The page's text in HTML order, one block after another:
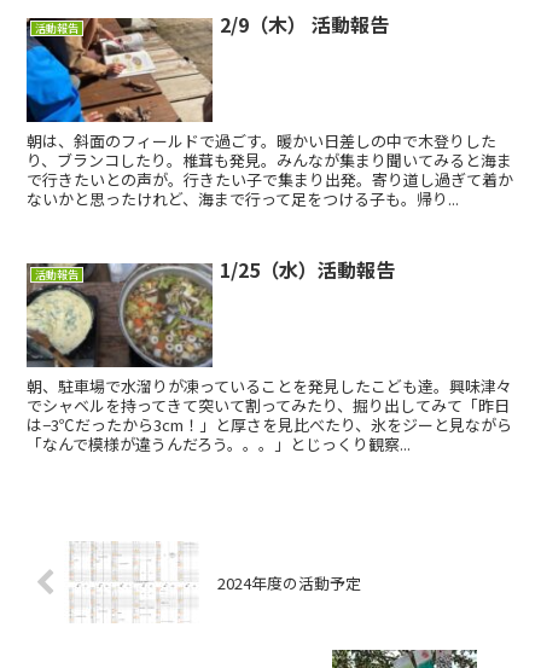
活動報告 2/9（木） 活動報告
朝は、斜面のフィールドで過ごす。暖かい日差しの中で木登りした
り、ブランコしたり。椎茸も発見。みんなが集まり聞いてみると海ま
で行きたいとの声が。行きたい子で集まり出発。寄り道し過ぎて着か
ないかと思ったけれど、海まで行って足をつける子も。帰り...
活動報告 1/25（水）活動報告
朝、駐車場で水溜りが凍っていることを発見したこども達。興味津々
でシャベルを持ってきて突いて割ってみたり、掘り出してみて「昨日
は−3℃だったから3cm！」と厚さを見比べたり、氷をジーと見ながら
「なんで模様が違うんだろう。。。」とじっくり観察...
2024年度の活動予定